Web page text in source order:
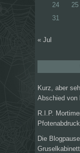
24
25
31
« Jul
Kurz, aber
Abschied von
R.I.P.
Die
Gruselkabinett